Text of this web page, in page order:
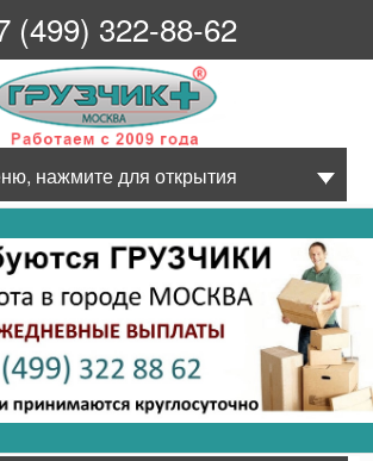
(499) 322-88-62
нажмите для открытия